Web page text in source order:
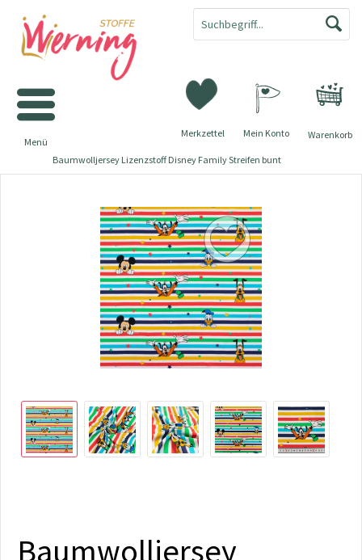
Warenkorb
Merkzettel Mein Konto
Menü
Baumwolljersey Lizenzstoff Disney Family Streifen bunt
Baumwolljersey